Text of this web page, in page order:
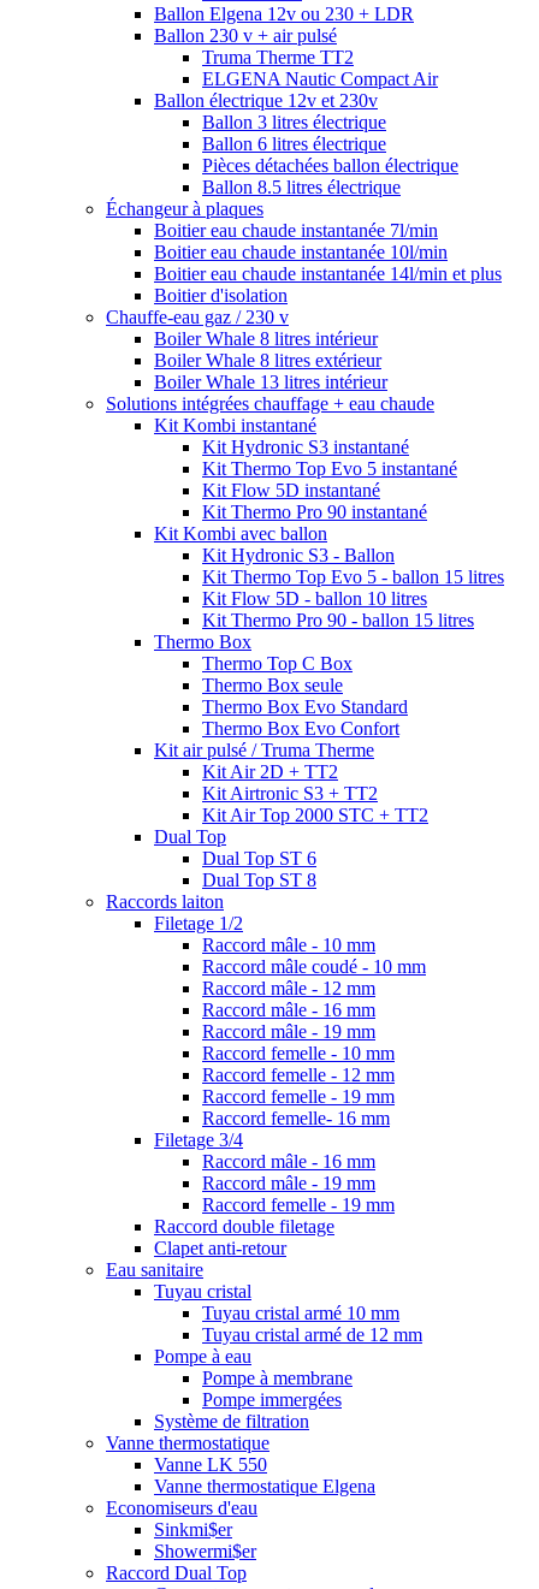
Ballon Elgena 12v ou 230 + LDR
Ballon 230 v + air pulsé
Truma Therme TT2
ELGENA Nautic Compact Air
Ballon électrique 12v et 230v
Ballon 3 litres électrique
Ballon 6 litres électrique
Pièces détachées ballon électrique
Ballon 8.5 litres électrique
Échangeur à plaques
Boitier eau chaude instantanée 7l/min
Boitier eau chaude instantanée 10l/min
Boitier eau chaude instantanée 14l/min et plus
Boitier d'isolation
Chauffe-eau gaz / 230 v
Boiler Whale 8 litres intérieur
Boiler Whale 8 litres extérieur
Boiler Whale 13 litres intérieur
Solutions intégrées chauffage + eau chaude
Kit Kombi instantané
Kit Hydronic S3 instantané
Kit Thermo Top Evo 5 instantané
Kit Flow 5D instantané
Kit Thermo Pro 90 instantané
Kit Kombi avec ballon
Kit Hydronic S3 - Ballon
Kit Thermo Top Evo 5 - ballon 15 litres
Kit Flow 5D - ballon 10 litres
Kit Thermo Pro 90 - ballon 15 litres
Thermo Box
Thermo Top C Box
Thermo Box seule
Thermo Box Evo Standard
Thermo Box Evo Confort
Kit air pulsé / Truma Therme
Kit Air 2D + TT2
Kit Airtronic S3 + TT2
Kit Air Top 2000 STC + TT2
Dual Top
Dual Top ST 6
Dual Top ST 8
Raccords laiton
Filetage 1/2
Raccord mâle - 10 mm
Raccord mâle coudé - 10 mm
Raccord mâle - 12 mm
Raccord mâle - 16 mm
Raccord mâle - 19 mm
Raccord femelle - 10 mm
Raccord femelle - 12 mm
Raccord femelle - 19 mm
Raccord femelle- 16 mm
Filetage 3/4
Raccord mâle - 16 mm
Raccord mâle - 19 mm
Raccord femelle - 19 mm
Raccord double filetage
Clapet anti-retour
Eau sanitaire
Tuyau cristal
Tuyau cristal armé 10 mm
Tuyau cristal armé de 12 mm
Pompe à eau
Pompe à membrane
Pompe immergées
Système de filtration
Vanne thermostatique
Vanne LK 550
Vanne thermostatique Elgena
Economiseurs d'eau
Sinkmi$er
Showermi$er
Raccord Dual Top